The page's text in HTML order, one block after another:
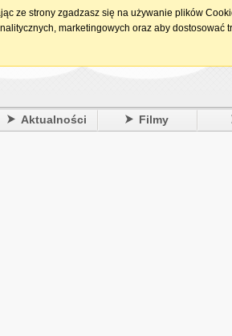
Aktualności Filmy
ze strony zgadzasz się na używanie plików
marketingowych oraz aby dostosować